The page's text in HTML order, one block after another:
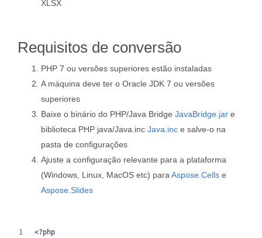
XLSX
Requisitos de conversão
PHP 7 ou versões superiores estão instaladas
A máquina deve ter o Oracle JDK 7 ou versões
superiores
Baixe o binário do PHP/Java Bridge JavaBridge.jar e
biblioteca PHP java/Java.inc Java.inc e salve-o na
pasta de configurações
Ajuste a configuração relevante para a plataforma
(Windows, Linux, MacOS etc) para Aspose.Cells e
Aspose.Slides
<?php